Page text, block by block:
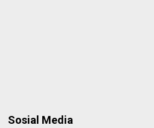
Sosial Media